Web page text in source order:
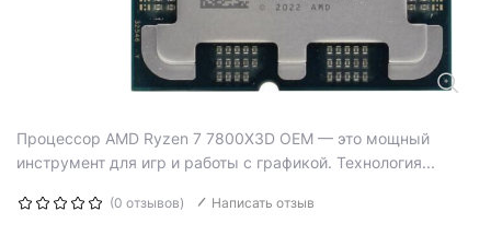
Процессор AMD Ryzen 7 7800X3D OEM — это мощный
инструмент для игр и работы с графикой. Технология...
(0 отзывов) Написать отзыв